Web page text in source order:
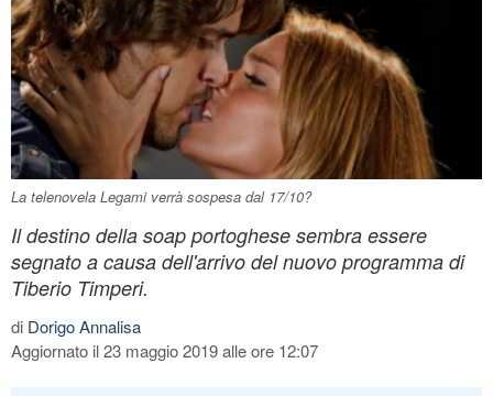
La telenovela Legami verrà sospesa dal 17/10?
Il destino della soap portoghese sembra essere
segnato a causa dell'arrivo del nuovo programma di
Tiberio Timperi.
di Dorigo Annalisa
Aggiornato il 23 maggio 2019 alle ore 12:07